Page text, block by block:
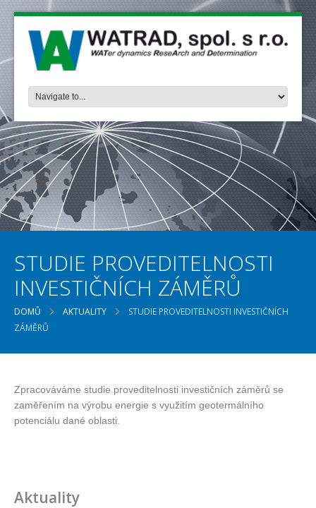
STUDIE PROVEDITELNOSTI
INVESTIČNÍCH ZÁMĚRŮ
DOMŮ AKTUALITY
STUDIE PROVEDITELNOSTI INVESTIČNÍCH
ZÁMĚRŮ
Zpracováváme studie proveditelnosti investičních záměrů se
zaměřením na výrobu energie s využitím geotermálního
potenciálu dané oblasti.
Aktuality